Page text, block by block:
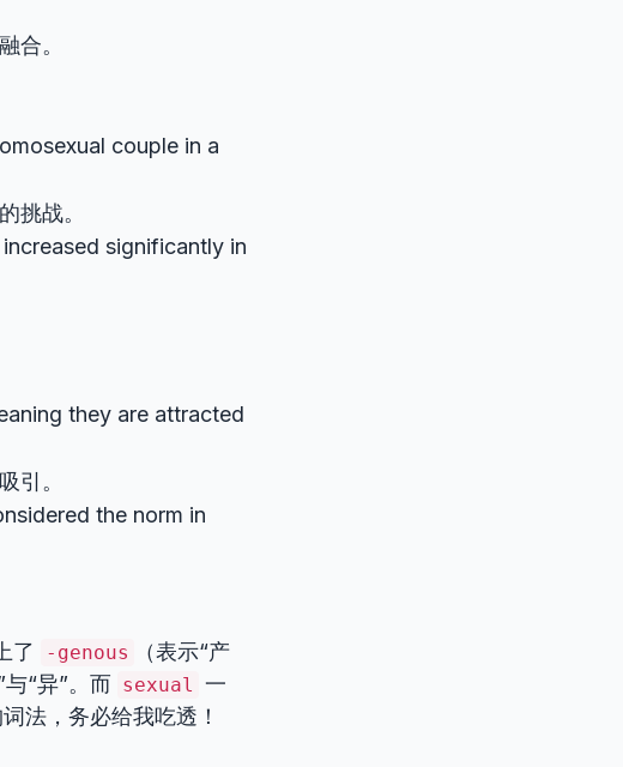
合。
couple in a
挑战。
significantly in
they are attracted
引。
the norm in
了 -genous
（表示“产
“异”。而 sexual
一
法，务必给我吃透！